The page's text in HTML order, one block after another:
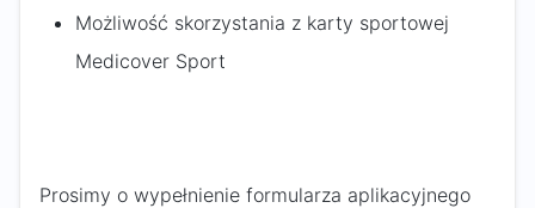
Możliwość skorzystania z karty sportowej
Medicover Sport
Prosimy o wypełnienie formularza aplikacyjnego